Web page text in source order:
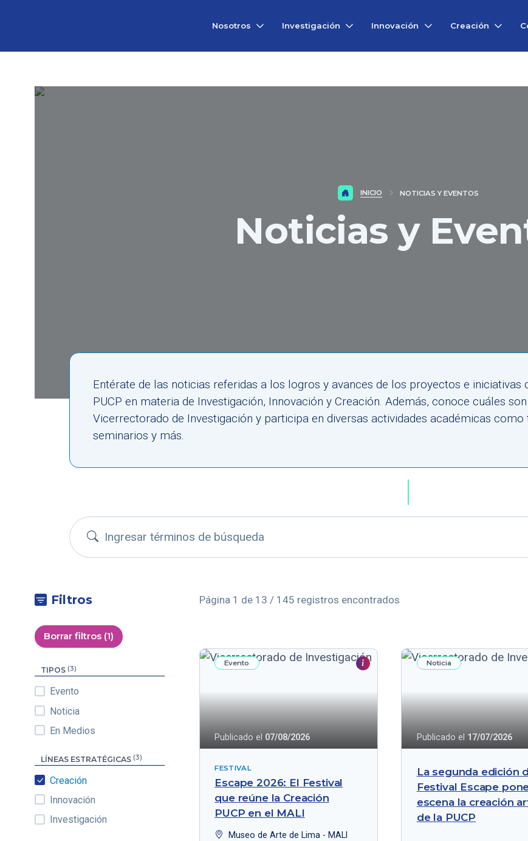
Investigación
Nosotros Investigación Innovación Creación
INICIO NOTICIAS Y EVENTOS
Noticias y
Entérate de las noticias referidas a los logros y avances de los proyectos e
PUCP en materia de Investigación, Innovación y Creación. Además, conoce cuáles
Vicerrectorado de Investigación y participa en diversas actividades académicas
seminarios y más.
Buscar convocatorias
Filtros
Borrar filtros (1)
TIPOS (3)
Evento
Noticia
En Medios
LÍNEAS ESTRATÉGICAS (3)
Creación
Innovación
Investigación
Página 1 de 13 / 145 registros encontrados
Evento
Publicado el 07/08/2026
FESTIVAL
Escape 2026: El Festival
que reúne la Creación
PUCP en el MALI
Museo de Arte de Lima - MALI
Noticia
Publicado el 17/07/2026
La segunda edición
Festival Escape
escena la creación
de la PUCP